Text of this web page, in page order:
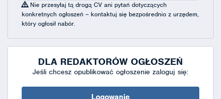
Nie przesyłaj tą drogą CV ani pytań dotyczących
konkretnych ogłoszeń – kontaktuj się bezpośrednio z urzędem,
który ogłosił nabór.
DLA REDAKTORÓW OGŁOSZEŃ
Jeśli chcesz opublikować ogłoszenie zaloguj się:
Logowanie